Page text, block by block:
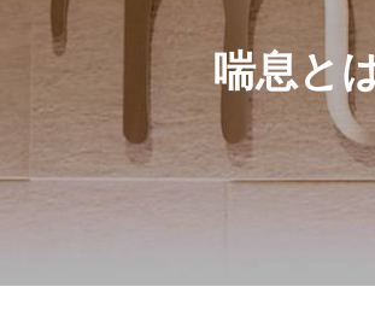
喘息と